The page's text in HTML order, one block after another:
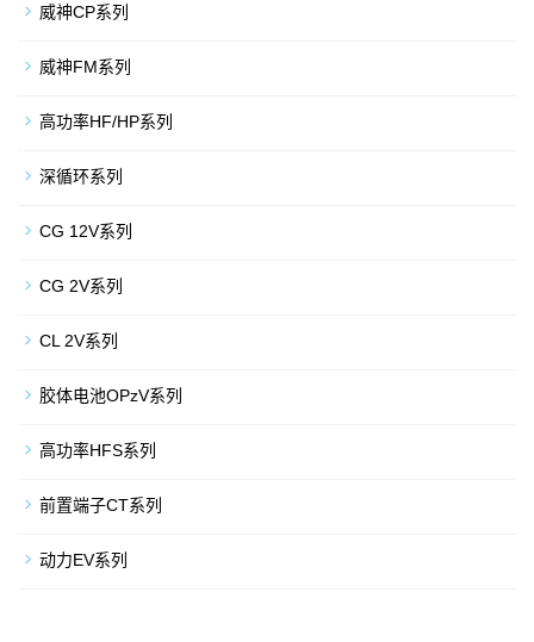
威神CP系列
威神FM系列
高功率HF/HP系列
深循环系列
CG 12V系列
CG 2V系列
CL 2V系列
胶体电池OPzV系列
高功率HFS系列
前置端子CT系列
动力EV系列